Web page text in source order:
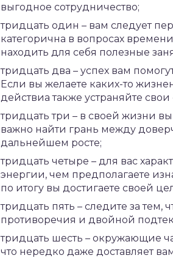
выгодное сотрудничество;
тридцать один – вам следует
категорична в вопросах
находить для себя полезные
тридцать два – успех вам
Если вы желаете каких-то
действиа также устраняйте
тридцать три – в своей жизни вы
важно найти грань между
дальнейшем росте;
тридцать четыре – для вас
энергии, чем предполагаете
по итогу вы достигаете своей
тридцать пять – следите за
противоречия и двойной
тридцать шесть – окружающие
что нередко даже доставляет